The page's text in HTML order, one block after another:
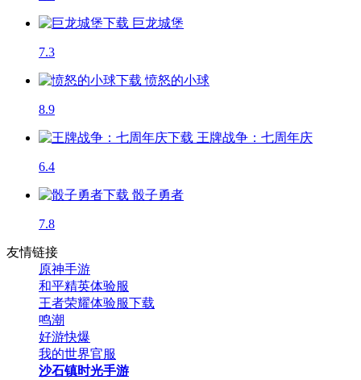
巨龙城堡
7.3
愤怒的小球
8.9
王牌战争：七周年庆
6.4
骰子勇者
7.8
友情链接
原神手游
和平精英体验服
王者荣耀体验服下载
鸣潮
好游快爆
我的世界官服
沙石镇时光手游